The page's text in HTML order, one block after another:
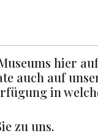
hier
auch auf
in
zu uns.